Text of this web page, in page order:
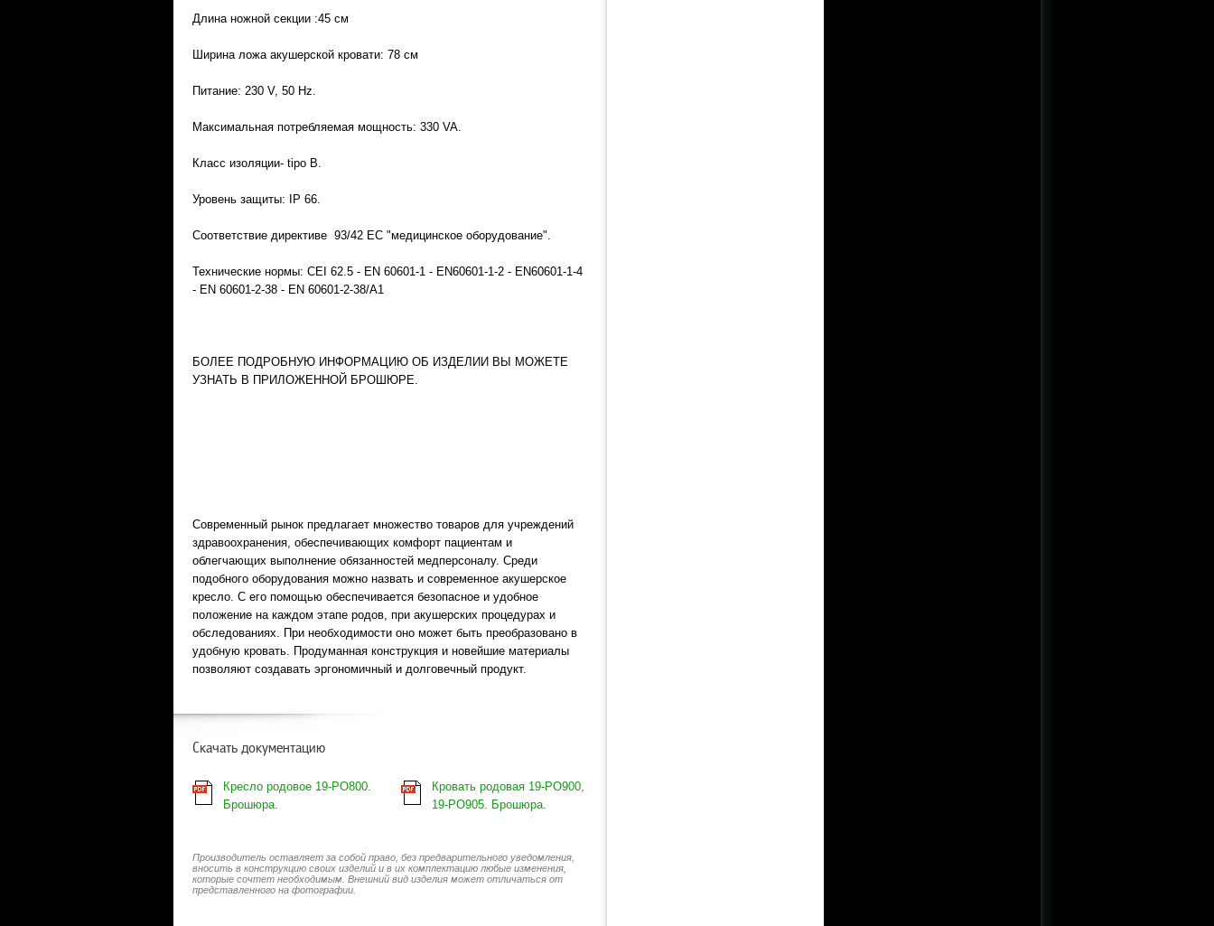
Длина ножной секции :45 см
Ширина ложа акушерской кровати: 78 см
Питание: 230 V, 50 Hz.
Максимальная потребляемая мощность: 330 VA.
Класс изоляции- tipo B.
Уровень защиты: IP 66.
Соответствие директиве 93/42 ЕС "медицинское оборудование".
Технические нормы: CEI 62.5 - EN 60601-1 - EN60601-1-2 - EN60601-1-4
- EN 60601-2-38 - EN 60601-2-38/A1
БОЛЕЕ ПОДРОБНУЮ ИНФОРМАЦИЮ ОБ ИЗДЕЛИИ ВЫ МОЖЕТЕ
УЗНАТЬ В ПРИЛОЖЕННОЙ БРОШЮРЕ.
Современный рынок предлагает множество товаров для учреждений
здравоохранения, обеспечивающих комфорт пациентам и
облегчающих выполнение обязанностей медперсоналу. Среди
подобного оборудования можно назвать и современное акушерское
кресло. С его помощью обеспечивается безопасное и удобное
положение на каждом этапе родов, при акушерских процедурах и
обследованиях. При необходимости оно может быть преобразовано в
удобную кровать. Продуманная конструкция и новейшие материалы
позволяют создавать эргономичный и долговечный продукт.
Скачать документацию
Кресло родовое 19-PO800.
Брошюра.
Кровать родовая 19-PO900,
19-PO905. Брошюра.
Производитель оставляет за собой право, без предварительного уведомления,
вносить в конструкцию своих изделий и в их комплектацию любые изменения,
которые сочтет необходимым. Внешний вид изделия может отличаться от
представленного на фотографии.